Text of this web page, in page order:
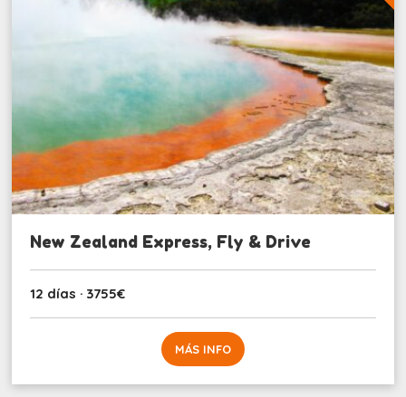
New Zealand Express, Fly & Drive
12 días · 3755€
MÁS INFO